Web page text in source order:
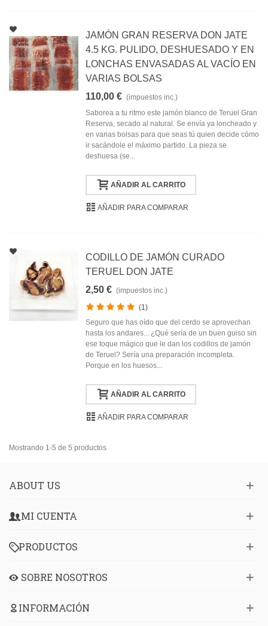
JAMÓN GRAN RESERVA DON JATE
4.5 KG. PULIDO, DESHUESADO Y EN
LONCHAS ENVASADAS AL VACÍO EN
VARIAS BOLSAS
110,00 € (impuestos inc.)
Saborea a tu ritmo este jamón blanco de Teruel Gran
Reserva, secado al natural. Se envía ya loncheado y
en varias bolsas para que seas tú quien decide cómo
ir sacándole el máximo partido. La pieza se
deshuesa (se...
AÑADIR AL CARRITO
AÑADIR PARA COMPARAR
CODILLO DE JAMÓN CURADO
TERUEL DON JATE
2,50 € (impuestos inc.)
(1)
Seguro que has oído que del cerdo se aprovechan
hasta los andares... ¿Qué sería de un buen guiso sin
ese toque mágico que le dan los codillos de jamón
de Teruel? Sería una preparación incompleta.
Porque en los huesos...
AÑADIR AL CARRITO
AÑADIR PARA COMPARAR
Mostrando 1-5 de 5 productos
ABOUT US
MI CUENTA
PRODUCTOS
SOBRE NOSOTROS
INFORMACIÓN